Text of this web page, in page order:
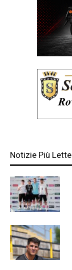
Notizie Più Lette